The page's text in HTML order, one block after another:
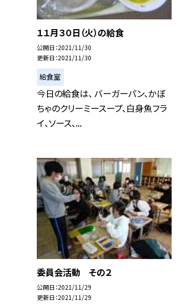
１１月３０日（火）の給食
公開日 2021/11/30
更新日 2021/11/30
給食室
今日の給食は、 バーガーパン、かぼ
ちゃのクリーミースープ、白身魚フラ
イ、ソース、...
委員会活動 その２
公開日 2021/11/29
更新日 2021/11/29